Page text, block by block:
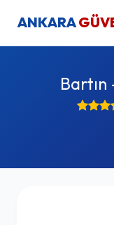
ANKARA
Bartın